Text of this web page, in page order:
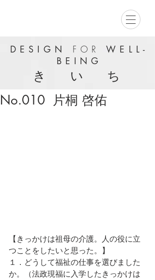
DESIGN FOR
WELL-
BEING
き い ち
No.010 片桐 啓佑
【きっかけは祖母の介護。人の役に立
つことをしたいと思った。】
１．どうして福祉の仕事を選びました
か。（法政現福に入学したきっかけは